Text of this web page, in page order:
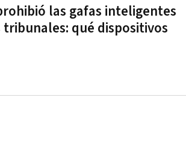
las gafas inteligentes
tribunales: qué dispositivos